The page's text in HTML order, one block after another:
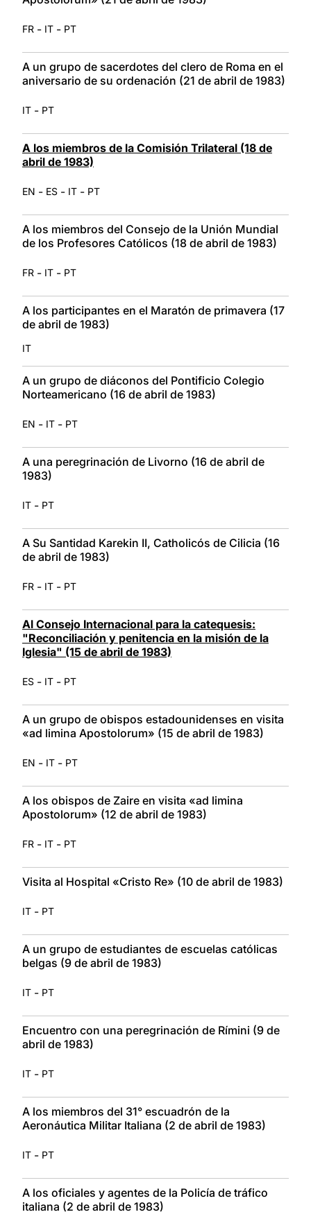
FR - IT - PT
A un grupo de sacerdotes del clero de Roma en el
aniversario de su ordenación (21 de abril de 1983)
IT - PT
A los miembros de la Comisión Trilateral (18 de
abril de 1983)
EN - ES - IT - PT
A los miembros del Consejo de la Unión Mundial
de los Profesores Católicos (18 de abril de 1983)
FR - IT - PT
A los participantes en el Maratón de primavera (17
de abril de 1983)
IT
A un grupo de diáconos del Pontificio Colegio
Norteamericano (16 de abril de 1983)
EN - IT - PT
A una peregrinación de Livorno (16 de abril de
1983)
IT - PT
A Su Santidad Karekin II, Catholicós de Cilicia (16
de abril de 1983)
FR - IT - PT
Al Consejo Internacional para la catequesis:
"Reconciliación y penitencia en la misión de la
Iglesia" (15 de abril de 1983)
ES - IT - PT
A un grupo de obispos estadounidenses en visita
«ad limina Apostolorum» (15 de abril de 1983)
EN - IT - PT
A los obispos de Zaire en visita «ad limina
Apostolorum» (12 de abril de 1983)
FR - IT - PT
Visita al Hospital «Cristo Re» (10 de abril de 1983)
IT - PT
A un grupo de estudiantes de escuelas católicas
belgas (9 de abril de 1983)
IT - PT
Encuentro con una peregrinación de Rímini (9 de
abril de 1983)
IT - PT
A los miembros del 31° escuadrón de la
Aeronáutica Militar Italiana (2 de abril de 1983)
IT - PT
A los oficiales y agentes de la Policía de tráfico
italiana (2 de abril de 1983)